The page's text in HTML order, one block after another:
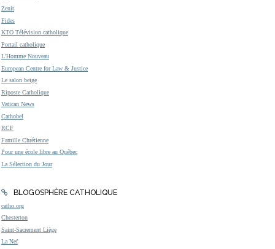
Zenit
Fides
KTO Télévision catholique
Portail catholique
L'Homme Nouveau
European Centre for Law & Justice
Le salon beige
Riposte Catholique
Vatican News
Cathobel
RCF
Famille Chrétienne
Pour une école libre au Québec
La Sélection du Jour
BLOGOSPHÈRE CATHOLIQUE
catho.org
Chesterton
Saint-Sacrement Liège
La Nef